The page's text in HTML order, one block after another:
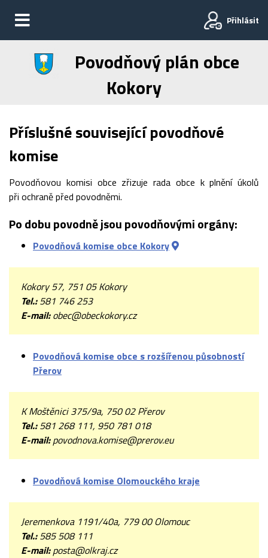
Přihlásit
Povodňový plán obce
Kokory
Příslušné související povodňové
komise
Povodňovou komisi obce zřizuje rada obce k plnění úkolů
při ochraně před povodněmi.
Po dobu povodně jsou povodňovými orgány:
Povodňová komise obce Kokory
Kokory 57, 751 05 Kokory
Tel.:581 746 253
E-mail:obec@obeckokory.cz
Povodňová komise obce s rozšířenou působností
Přerov
K Moštěnici 375/9a, 750 02 Přerov
Tel.:581 268 111, 950 781 018
E-mail:povodnova.komise@prerov.eu
Povodňová komise Olomouckého kraje
Jeremenkova 1191/40a, 779 00 Olomouc
Tel.:585 508 111
E-mail:posta@olkraj.cz